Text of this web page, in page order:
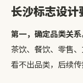
长沙标志设
第一，确定品类关系
茶饮、餐饮、零售
看不出品类，后续传